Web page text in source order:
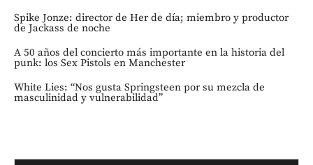
Spike Jonze: director de Her de día; miembro y productor
de Jackass de noche
A 50 años del concierto más importante en la historia del
punk: los Sex Pistols en Manchester
White Lies: “Nos gusta Springsteen por su mezcla de
masculinidad y vulnerabilidad”